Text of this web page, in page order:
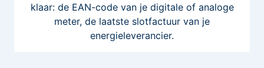
klaar: de EAN-code van je digitale of analoge
meter, de laatste slotfactuur van je
energieleverancier.